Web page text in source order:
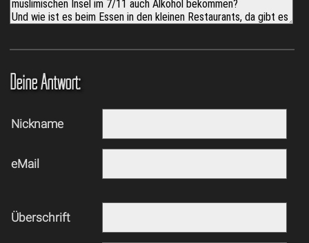
Deine Antwort:
Nickname
eMail
Überschrift